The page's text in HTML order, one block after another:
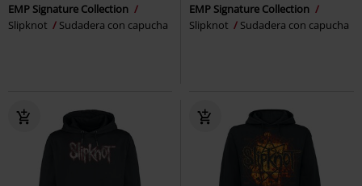
EMP Signature Collection
Slipknot
Sudadera con capucha
EMP Signature Collection
Slipknot
Sudadera con capucha